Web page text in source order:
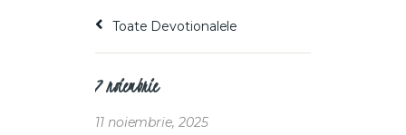
DESPRE NOI
CITIREA BIBLIEI
MISIUNEA BETANIA
Toate Devotionalele
7 noiembrie
11 noiembrie, 2025